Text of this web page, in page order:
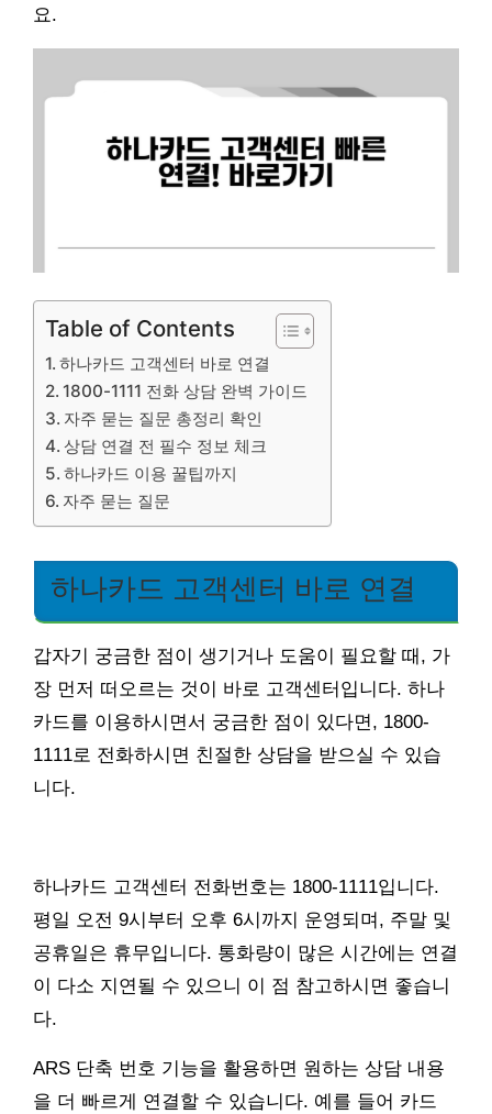
요.
Table of Contents
하나카드 고객센터 바로 연결
1800-1111 전화 상담 완벽 가이드
자주 묻는 질문 총정리 확인
상담 연결 전 필수 정보 체크
하나카드 이용 꿀팁까지
자주 묻는 질문
하나카드 고객센터 바로 연결
갑자기 궁금한 점이 생기거나 도움이 필요할 때, 가
장 먼저 떠오르는 것이 바로 고객센터입니다. 하나
카드를 이용하시면서 궁금한 점이 있다면, 1800-
1111로 전화하시면 친절한 상담을 받으실 수 있습
니다.
하나카드 고객센터 전화번호는 1800-1111입니다.
평일 오전 9시부터 오후 6시까지 운영되며, 주말 및
공휴일은 휴무입니다. 통화량이 많은 시간에는 연결
이 다소 지연될 수 있으니 이 점 참고하시면 좋습니
다.
ARS 단축 번호 기능을 활용하면 원하는 상담 내용
을 더 빠르게 연결할 수 있습니다. 예를 들어 카드